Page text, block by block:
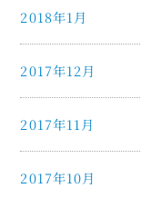
2018年1月
2017年12月
2017年11月
2017年10月